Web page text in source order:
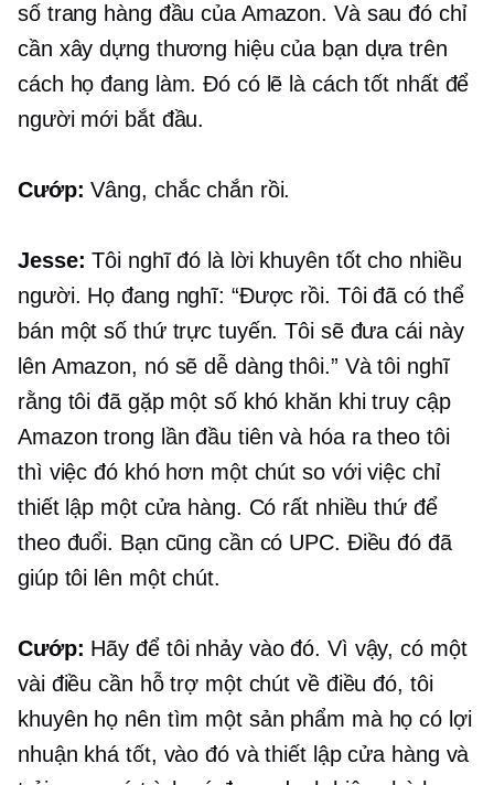
số trang hàng đầu của Amazon. Và sau đó chỉ
cần xây dựng thương hiệu của bạn dựa trên
cách họ đang làm. Đó có lẽ là cách tốt nhất để
người mới bắt đầu.
Cướp: Vâng, chắc chắn rồi.
Jesse: Tôi nghĩ đó là lời khuyên tốt cho nhiều
người. Họ đang nghĩ: “Được rồi. Tôi đã có thể
bán một số thứ trực tuyến. Tôi sẽ đưa cái này
lên Amazon, nó sẽ dễ dàng thôi.” Và tôi nghĩ
rằng tôi đã gặp một số khó khăn khi truy cập
Amazon trong lần đầu tiên và hóa ra theo tôi
thì việc đó khó hơn một chút so với việc chỉ
thiết lập một cửa hàng. Có rất nhiều thứ để
theo đuổi. Bạn cũng cần có UPC. Điều đó đã
giúp tôi lên một chút.
Cướp: Hãy để tôi nhảy vào đó. Vì vậy, có một
vài điều cần hỗ trợ một chút về điều đó, tôi
khuyên họ nên tìm một sản phẩm mà họ có lợi
nhuận khá tốt, vào đó và thiết lập cửa hàng và